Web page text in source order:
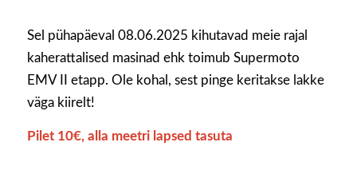
Sel pühapäeval 08.06.2025 kihutavad meie rajal
kaherattalised masinad ehk toimub Supermoto
EMV II etapp. Ole kohal, sest pinge keritakse lakke
väga kiirelt!
Pilet 10€, alla meetri lapsed tasuta